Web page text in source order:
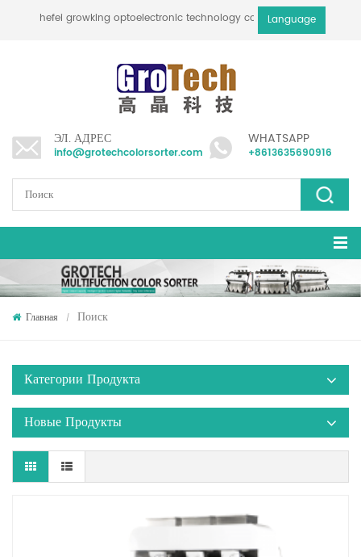
hefei growking optoelectronic technology co., ltdLanguage
ЭЛ. АДРЕС
info@grotechcolorsorter.com
WHATSAPP
+8613635690916
Главная / Поиск
Категории Продукта
Новые Продукты